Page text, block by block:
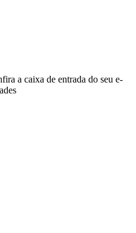
a caixa de entrada do seu e-